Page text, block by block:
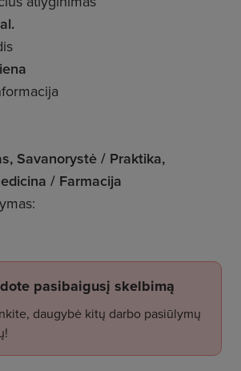
Savanorystė / Praktika,
/ Farmacija
pasibaigusį skelbimą
daugybė kitų darbo pasiūlymų